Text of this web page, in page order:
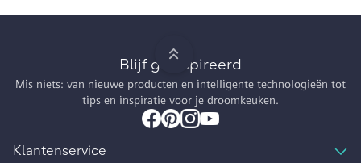
Blijf geïnspireerd
Mis niets: van nieuwe producten en intelligente technologieën tot
tips en inspiratie voor je droomkeuken.
Klantenservice